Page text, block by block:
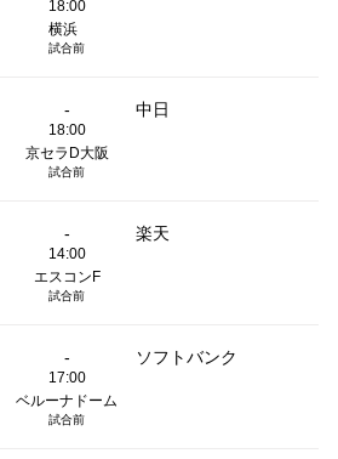
18:00
横浜
試合前
- 中日
18:00
京セラD大阪
試合前
- 楽天
14:00
エスコンF
試合前
- ソフトバンク
17:00
ベルーナドーム
試合前